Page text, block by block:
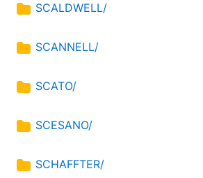
SCALDWELL/
SCANNELL/
SCATO/
SCESANO/
SCHAFFTER/